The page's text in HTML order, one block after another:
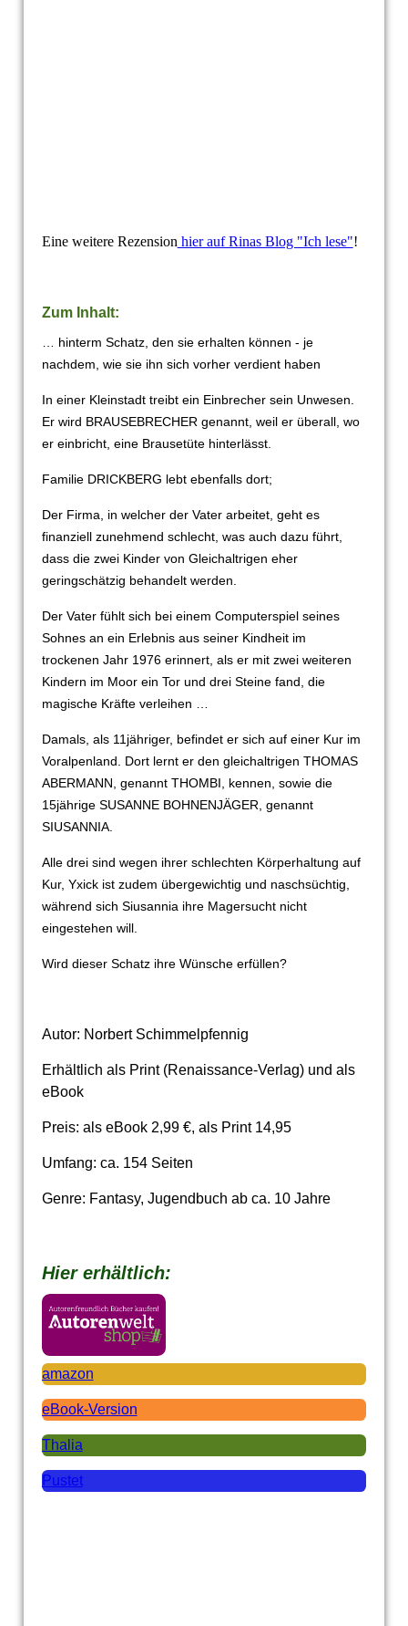
Eine weitere Rezension hier auf Rinas Blog "Ich lese"!
Zum Inhalt:
… hinterm Schatz, den sie erhalten können - je
nachdem, wie sie ihn sich vorher verdient haben
In einer Kleinstadt treibt ein Einbrecher sein Unwesen.
Er wird BRAUSEBRECHER genannt, weil er überall, wo
er einbricht, eine Brausetüte hinterlässt.
Familie DRICKBERG lebt ebenfalls dort;
Der Firma, in welcher der Vater arbeitet, geht es
finanziell zunehmend schlecht, was auch dazu führt,
dass die zwei Kinder von Gleichaltrigen eher
geringschätzig behandelt werden.
Der Vater fühlt sich bei einem Computerspiel seines
Sohnes an ein Erlebnis aus seiner Kindheit im
trockenen Jahr 1976 erinnert, als er mit zwei weiteren
Kindern im Moor ein Tor und drei Steine fand, die
magische Kräfte verleihen …
Damals, als 11jähriger, befindet er sich auf einer Kur im
Voralpenland. Dort lernt er den gleichaltrigen THOMAS
ABERMANN, genannt THOMBI, kennen, sowie die
15jährige SUSANNE BOHNENJÄGER, genannt
SIUSANNIA.
Alle drei sind wegen ihrer schlechten Körperhaltung auf
Kur, Yxick ist zudem übergewichtig und naschsüchtig,
während sich Siusannia ihre Magersucht nicht
eingestehen will.
Wird dieser Schatz ihre Wünsche erfüllen?
Autor: Norbert Schimmelpfennig
Erhältlich als Print (Renaissance-Verlag) und als
eBook
Preis: als eBook 2,99 €, als Print 14,95
Umfang: ca. 154 Seiten
Genre: Fantasy, Jugendbuch ab ca. 10 Jahre
Hier erhältlich:
amazon
eBook-Version
Thalia
Pustet